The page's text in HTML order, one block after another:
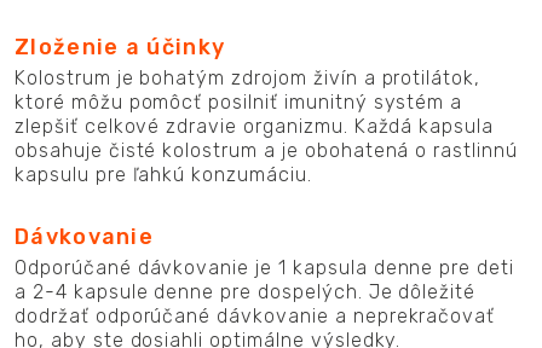
Zloženie a účinky
Kolostrum je bohatým zdrojom živín a protilátok,
ktoré môžu pomôcť posilniť imunitný systém a
zlepšiť celkové zdravie organizmu. Každá kapsula
obsahuje čisté kolostrum a je obohatená o rastlinnú
kapsulu pre ľahkú konzumáciu.
Dávkovanie
Odporúčané dávkovanie je 1 kapsula denne pre deti
a 2-4 kapsule denne pre dospelých. Je dôležité
dodržať odporúčané dávkovanie a neprekračovať
ho, aby ste dosiahli optimálne výsledky.